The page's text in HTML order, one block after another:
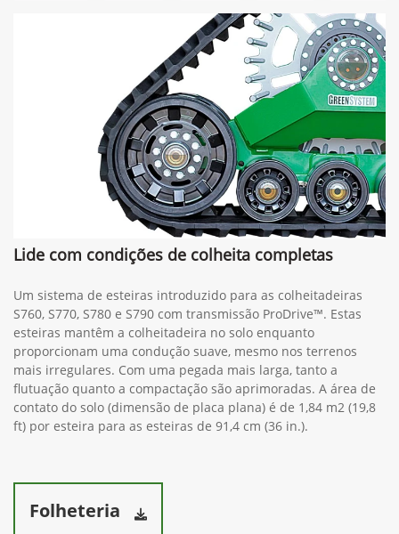
Lide com condições de colheita completas
Um sistema de esteiras introduzido para as colheitadeiras
S760, S770, S780 e S790 com transmissão ProDrive™. Estas
esteiras mantêm a colheitadeira no solo enquanto
proporcionam uma condução suave, mesmo nos terrenos
mais irregulares. Com uma pegada mais larga, tanto a
flutuação quanto a compactação são aprimoradas. A área de
contato do solo (dimensão de placa plana) é de 1,84 m2 (19,8
ft) por esteira para as esteiras de 91,4 cm (36 in.).
Folheteria